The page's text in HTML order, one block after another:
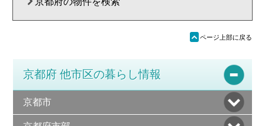
ü ページ上部に戻る
京都府 他市区の暮らし情報
京都市